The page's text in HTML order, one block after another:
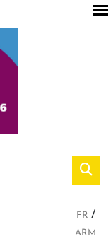
FR
ARM